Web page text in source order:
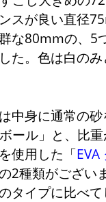
スが良い直径
な80mmの、5
た。色は白のみ
中身に通常の
ボール」と、比
使用した「EVA
の2種類がござい
タイプに比べて